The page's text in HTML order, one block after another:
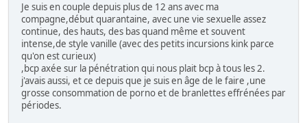
Je suis en couple depuis plus de 12 ans avec ma
compagne,début quarantaine, avec une vie sexuelle assez
continue, des hauts, des bas quand même et souvent
intense,de style vanille (avec des petits incursions kink parce
qu'on est curieux)
,bcp axée sur la pénétration qui nous plait bcp à tous les 2.
j'avais aussi, et ce depuis que je suis en âge de le faire ,une
grosse consommation de porno et de branlettes effrénées par
périodes.